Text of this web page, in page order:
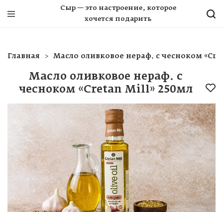
Сыр — это настроение, которое
хочется подарить
Главная Масло оливковое нераф. с чесноком
Масло оливковое нераф. с
чесноком «Cretan Mill» 250мл